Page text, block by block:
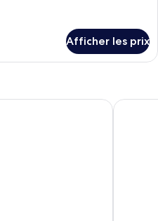
Afficher les prix
Hilton